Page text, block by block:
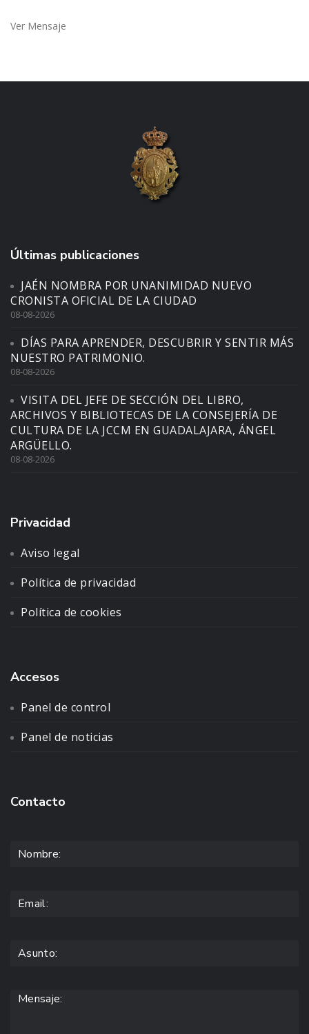
Ver Mensaje
Últimas publicaciones
JAÉN NOMBRA POR UNANIMIDAD NUEVO
CRONISTA OFICIAL DE LA CIUDAD
08-08-2026
DÍAS PARA APRENDER, DESCUBRIR Y SENTIR MÁS
NUESTRO PATRIMONIO.
08-08-2026
VISITA DEL JEFE DE SECCIÓN DEL LIBRO,
ARCHIVOS Y BIBLIOTECAS DE LA CONSEJERÍA DE
CULTURA DE LA JCCM EN GUADALAJARA, ÁNGEL
ARGÜELLO.
08-08-2026
Privacidad
Aviso legal
Política de privacidad
Política de cookies
Accesos
Panel de control
Panel de noticias
Contacto